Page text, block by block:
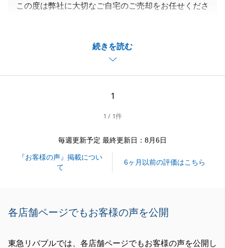
続きを読む
この度は弊社に大切なご自宅のご売却をお任せくださ
無事にお取引を完了することができ、T様の担当とし
て安心いたしました。
することが出来ました。
今後とも、不動産に関することでご不明点やご相談事
等ございましたら、いつでもお気軽にご連絡いただけ
1
1 / 1件
毎週更新予定 最終更新日：8月6日
『お客様の声』掲載につい
て
6ヶ月以前の評価はこちら
各店舗ページでもお客様の声を公開
東急リバブルでは、各店舗ページでもお客様の声を公開し